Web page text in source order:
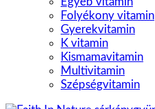
Folyékony vitamin
Gyerekvitamin
K vitamin
Kismamavitamin
Multivitamin
Szépségvitamin